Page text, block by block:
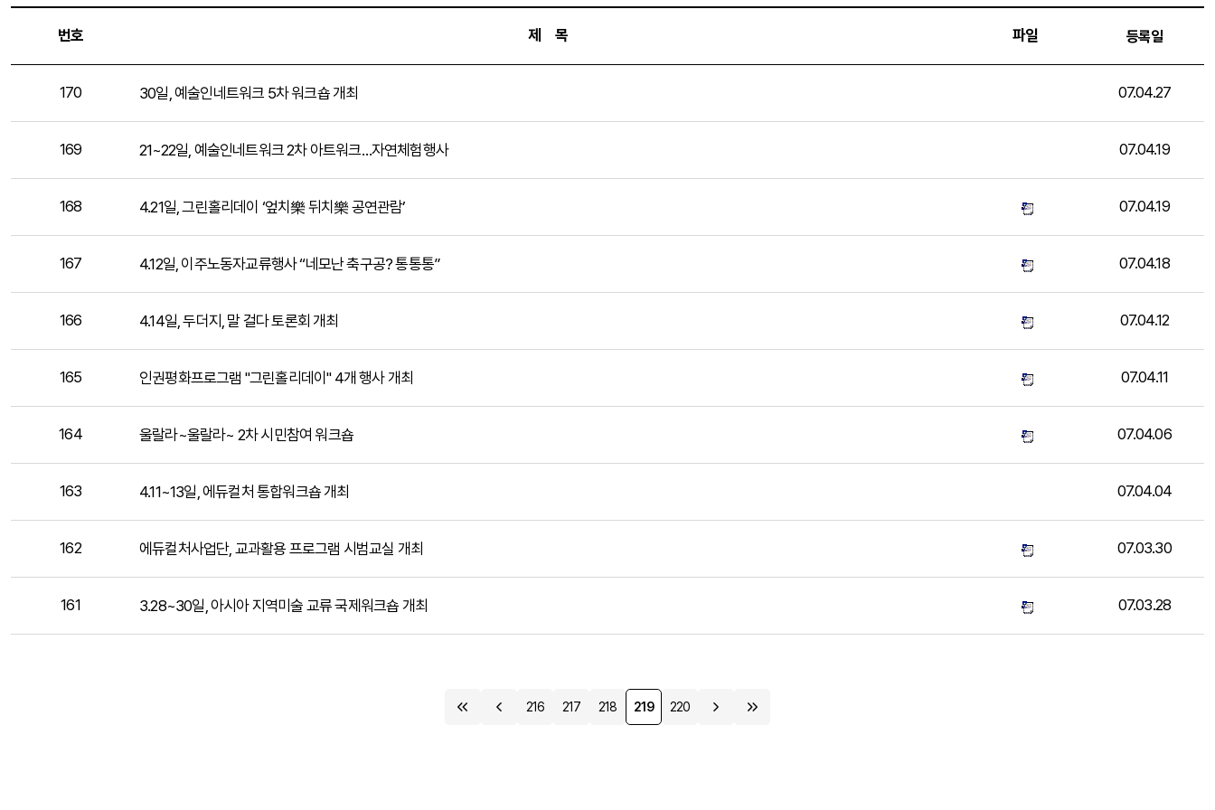
번호 제 목 파일 등록일
170 30일, 예술인네트워크 5차 워크숍 개최 07.04.27
169 21~22일, 예술인네트워크 2차 아트워크…자연체험행사 07.04.19
168 4.21일, 그린홀리데이 ‘엎치樂 뒤치樂 공연관람’ 07.04.19
167 4.12일, 이주노동자교류행사 “네모난 축구공? 통통통” 07.04.18
166 4.14일, 두더지, 말 걸다 토론회 개최 07.04.12
165 인권평화프로그램 "그린홀리데이" 4개 행사 개최 07.04.11
164 울랄라~울랄라~ 2차 시민참여 워크숍 07.04.06
163 4.11~13일, 에듀컬처 통합워크숍 개최 07.04.04
162 에듀컬처사업단, 교과활용 프로그램 시범교실 개최 07.03.30
161 3.28~30일, 아시아 지역미술 교류 국제워크숍 개최 07.03.28
216 217 218 219 220